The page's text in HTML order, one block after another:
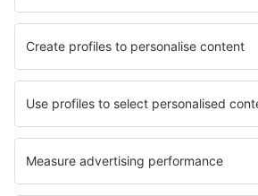
Ubytování in Aberdyfi Ubytování in Mc
Ubytování in Buriram Ubytování v
Ubytování in Hofstetten Ubytování in
Nejlepší ubytování - regiony